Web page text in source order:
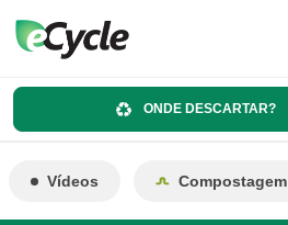
ONDE DESCARTAR?
Vídeos Compostagem